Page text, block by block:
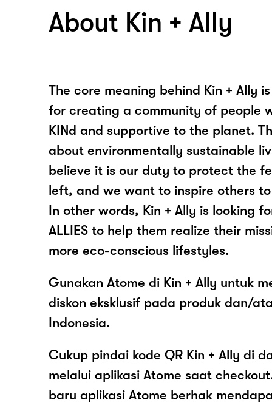
About Kin + Ally
The core meaning behind Kin + Ally
for creating a community of people
KINd and supportive to the planet.
about environmentally sustainable
believe it is our duty to protect the
left, and we want to inspire others
In other words, Kin + Ally is looking
ALLIES to help them realize their
more eco-conscious lifestyles.
Gunakan Atome di Kin + Ally untuk
diskon eksklusif pada produk dan/
Indonesia.
Cukup pindai kode QR Kin + Ally di
melalui aplikasi Atome saat
baru aplikasi Atome berhak